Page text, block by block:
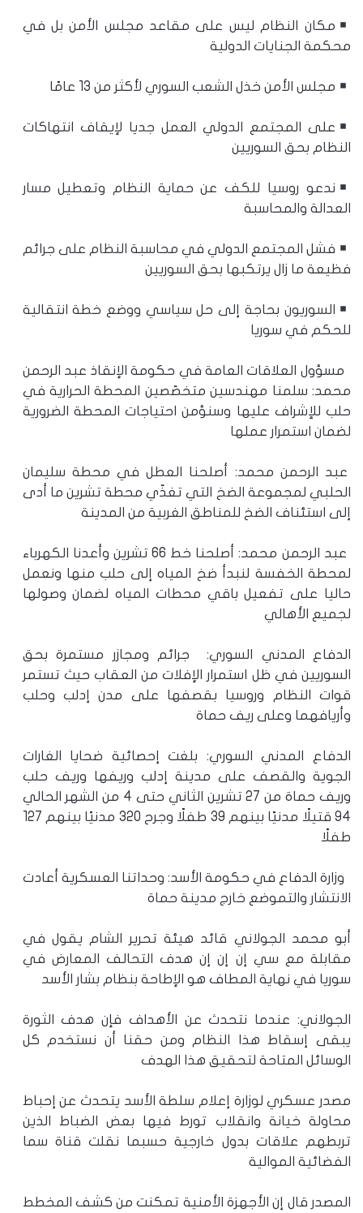
مكان النظام ليس على مقاعد مجلس الأمن بل في
محكمة الجنايات الدولية
مجلس الأمن خذل الشعب السوري لأكثر من 13 عامًا
على المجتمع الدولي العمل جديا لإيقاف انتهاكات
النظام بحق السوريين
ندعو روسيا للكف عن حماية النظام وتعطيل مسار
العدالة والمحاسبة
فشل المجتمع الدولي في محاسبة النظام على جرائم
فظيعة ما زال يرتكبها بحق السوريين
السوريون بحاجة إلى حل سياسي ووضع خطة انتقالية
للحكم في سوريا
مسؤول العلاقات العامة في حكومة الإنقاذ عبد الرحمن
محمد: سلمنا مهندسين متخصّصين المحطة الحرارية في
حلب للإشراف عليها وسنؤمن احتياجات المحطة الضرورية
لضمان استمرار عملها
عبد الرحمن محمد: أصلحنا العطل في محطة سليمان
الحلبي لمجموعة الضخ التي تغذّي محطة تشرين ما أدى
إلى استئناف الضخ للمناطق الغربية من المدينة
عبد الرحمن محمد: أصلحنا خط 66 تشرين وأعدنا الكهرباء
لمحطة الخفسة لنبدأ ضخ المياه إلى حلب منها ونعمل
حاليا على تفعيل باقي محطات المياه لضمان وصولها
لجميع الأهالي
الدفاع المدني السوري: جرائم ومجازر مستمرة بحق
السوريين في ظل استمرار الإفلات من العقاب حيث تستمر
قوات النظام وروسيا بقصفها على مدن إدلب وحلب
وأريافهما وعلى ريف حماة
الدفاع المدني السوري: بلغت إحصائية ضحايا الغارات
الجوية والقصف على مدينة إدلب وريفها وريف حلب
وريف حماة من 27 تشرين الثاني حتى 4 من الشهر الحالي
94 قتيلًا مدنيًا بينهم 39 طفلًا وجرح 320 مدنيًا بينهم 127
طفلًا
وزارة الدفاع في حكومة الأسد: وحداتنا العسكرية أعادت
الانتشار والتموضع خارج مدينة حماة
أبو محمد الجولاني قائد هيئة تحرير الشام يقول في
مقابلة مع سي إن إن إن هدف التحالف المعارض في
سوريا في نهاية المطاف هو الإطاحة بنظام بشار الأسد
الجولاني: عندما نتحدث عن الأهداف فإن هدف الثورة
يبقى إسقاط هذا النظام ومن حقنا أن نستخدم كل
الوسائل المتاحة لتحقيق هذا الهدف
مصدر عسكري لوزارة إعلام سلطة الأسد يتحدث عن إحباط
محاولة خيانة وانقلاب تورط فيها بعض الضباط الذين
تربطهم علاقات بدول خارجية حسبما نقلت قناة سما
الفضائية الموالية
المصدر قال إن الأجهزة الأمنية تمكنت من كشف المخطط